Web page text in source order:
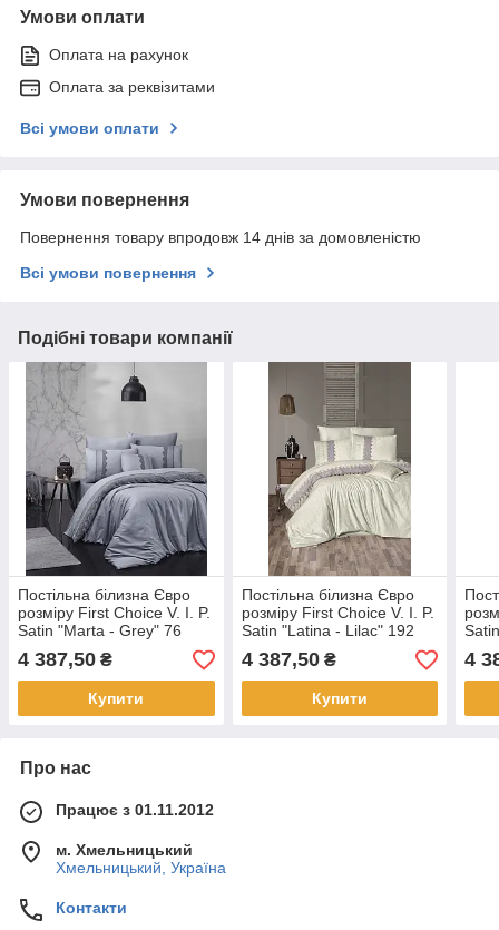
Умови оплати
Оплата на рахунок
Оплата за реквізитами
Всі умови оплати
Умови повернення
Повернення товару впродовж 14 днів за домовленістю
Всі умови повернення
Подібні товари компанії
Постільна білизна Євро
розміру First Choice V. I. P.
Satin "Marta - Grey" 76
4 387,50 ₴
Купити
Постільна білизна Євро
розміру First Choice V. I. P.
Satin "Latina - Lilac" 192
4 387,50₴
Купити
4
Про нас
Працює з 01.11.2012
м. Хмельницький
Хмельницький, Україна
Контакти